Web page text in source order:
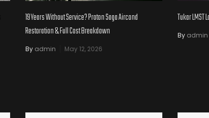
19 Years Without Service? Proton Saga Aircond
Restoration & Full Cost Breakdown
By admin May 12, 2026
Tukar LMST
By admin